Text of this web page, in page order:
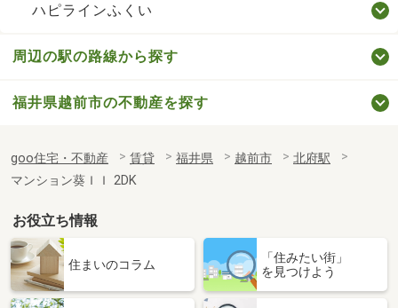
ハピラインふくい
周辺の駅の路線から探す
福井県越前市の不動産を探す
goo住宅・不動産 賃貸 福井県 越前市
北府駅
マンション葵ＩＩ 2DK
お役立ち情報
住まいのコラム
「住みたい街」
を見つけよう